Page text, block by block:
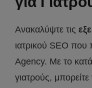
Ανακαλύψτε τις
ιατρικού SEO
Agency. Με το
γιατρούς, μπορείτε